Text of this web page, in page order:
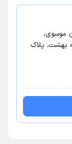
موسوی،
بهشت، پلاک